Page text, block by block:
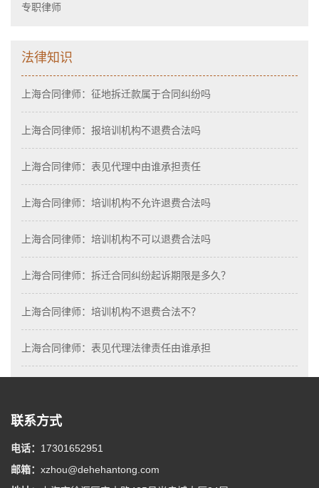
专职律师
法律知识
上海合同律师：征地拆迁款属于合同纠纷吗
上海合同律师：报培训机构不退费合法吗
上海合同律师：表见代理中由谁承担责任
上海合同律师：培训机构不允许退费合法吗
上海合同律师：培训机构不可以退费合法吗
上海合同律师：拆迁合同纠纷起诉期限是多久？
上海合同律师：培训机构不退费合法不？
上海合同律师：表见代理法律责任由谁承担
联系方式
电话： 17301652951
邮箱： xzhou@dehehantong.com